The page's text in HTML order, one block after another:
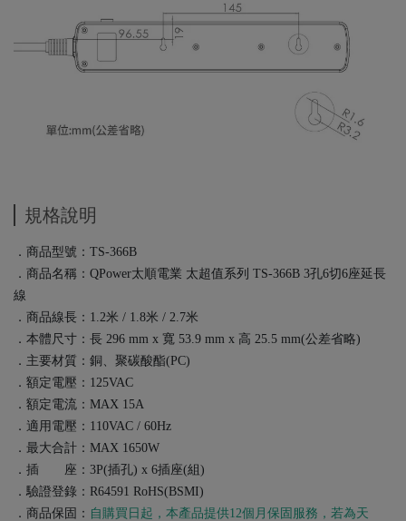
規格說明
．商品型號：TS-366B
．商品名稱：QPower太順電業 太超值系列 TS-366B 3孔6切6座延長
線
．商品線長：1.2米 / 1.8米 / 2.7米
．本體尺寸：長 296 mm x 寬 53.9 mm x 高 25.5 mm(公差省略)
．主要材質：銅、聚碳酸酯(PC)
．額定電壓：125VAC
．額定電流：MAX 15A
．適用電壓：110VAC / 60Hz
．最大合計：MAX 1650W
．插 座：3P(插孔) x 6插座(組)
．驗證登錄：R64591 RoHS(BSMI)
．商品保固： 自購買日起，本產品提供12個月保固服務，若為天